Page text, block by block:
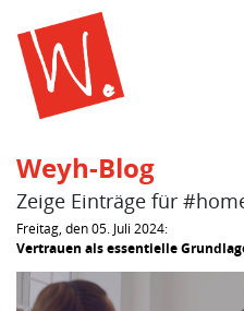
Weyh-Blog
Zeige Einträge für
Freitag, den 05. Juli 2024:
Vertrauen als essentielle